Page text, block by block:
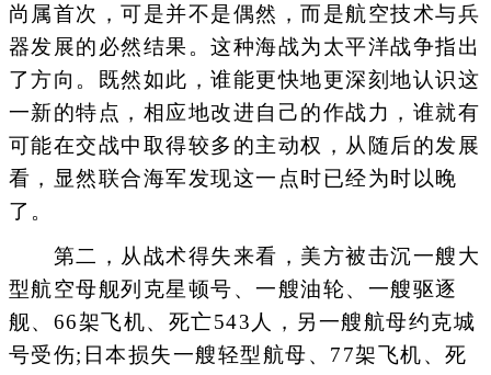
尚属首次，可是并不是偶然，而是航空技术与兵
器发展的必然结果。这种海战为太平洋战争指出
了方向。既然如此，谁能更快地更深刻地认识这
一新的特点，相应地改进自己的作战力，谁就有
可能在交战中取得较多的主动权，从随后的发展
看，显然联合海军发现这一点时已经为时以晚
了。
第二，从战术得失来看，美方被击沉一艘大
型航空母舰列克星顿号、一艘油轮、一艘驱逐
舰、66架飞机、死亡543人，另一艘航母约克城
号受伤;日本损失一艘轻型航母、77架飞机、死